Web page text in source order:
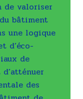
de valoriser
bâtiment
une logique
d’éco-
de
des